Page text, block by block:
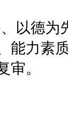
德为
能力素
审。